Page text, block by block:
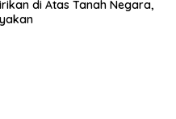
di Atas Tanah Negara,